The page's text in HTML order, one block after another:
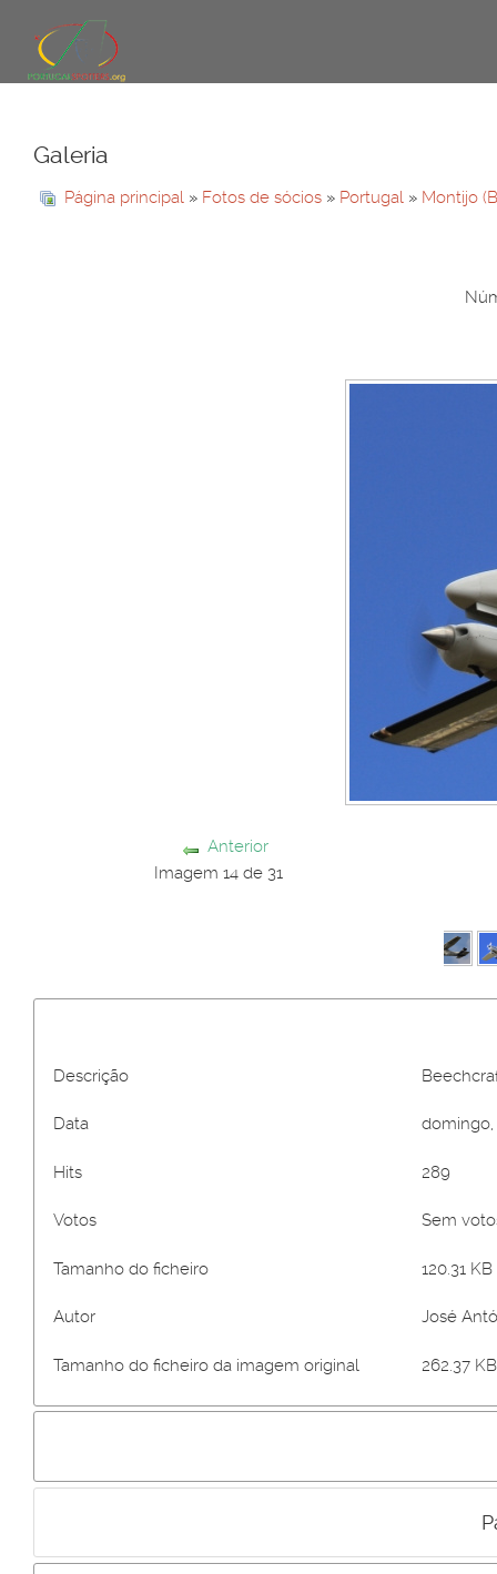
Galeria
Página principal » Fotos de sócios » Portugal » Montijo
Anterior
Imagem 14 de 31
Descrição
Data domingo,
Hits 289
Votos Sem
Tamanho do ficheiro 120.31
Autor José
Tamanho do ficheiro da imagem original 262.37
Incluir imagem :